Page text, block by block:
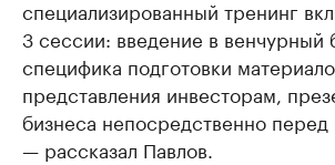
специализированный тренинг
3 сессии: введение в венчурный
специфика подготовки
представления инвесторам,
бизнеса непосредственно
— рассказал Павлов.